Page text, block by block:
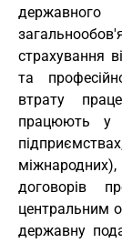
державного
страхування
та
втрату
працюють у
договорів
центральним
державну